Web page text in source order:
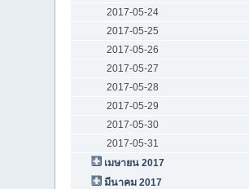
2017-05-24
2017-05-25
2017-05-26
2017-05-27
2017-05-28
2017-05-29
2017-05-30
2017-05-31
เมษายน 2017
มีนาคม 2017